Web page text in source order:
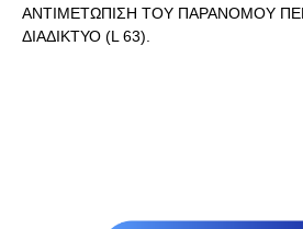
ΑΝΤΙΜΕΤΩΠΙΣΗ ΤΟΥ ΠΑΡΑΝΟΜΟΥ
ΔΙΑΔΙΚΤΥΟ (L 63).